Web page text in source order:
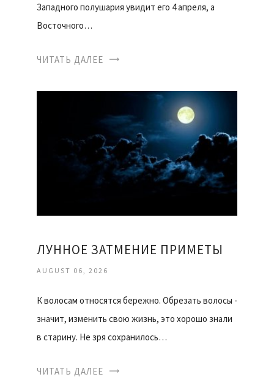
Западного полушария увидит его 4 апреля, а
Восточного…
ЧИТАТЬ ДАЛЕЕ
ЛУННОЕ ЗАТМЕНИЕ ПРИМЕТЫ
AUGUST 06, 2026
К волосам относятся бережно. Обрезать волосы -
значит, изменить свою жизнь, это хорошо знали
в старину. Не зря сохранилось…
ЧИТАТЬ ДАЛЕЕ